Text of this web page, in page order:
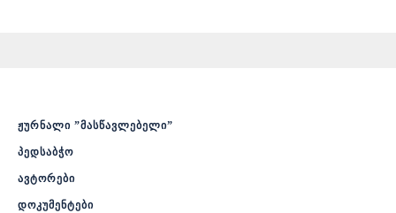
ჟურნალი ”მასწავლებელი”
პედსაბჭო
ავტორები
დოკუმენტები